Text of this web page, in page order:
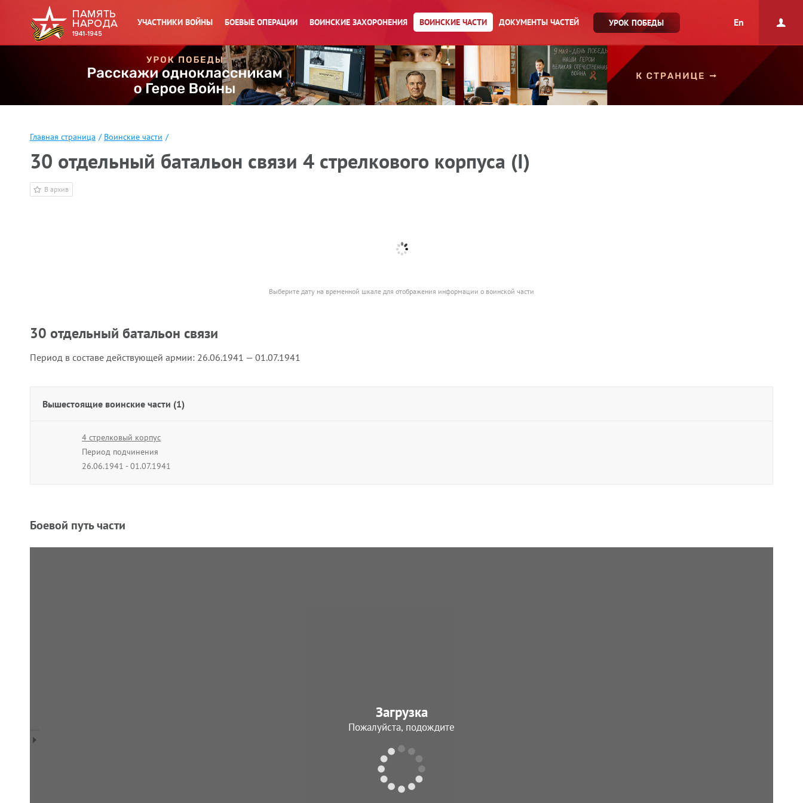
УЧАСТНИКИ ВОЙНЫ БОЕВЫЕ ОПЕРАЦИИ ВОИНСКИЕ ЗАХОРОНЕНИЯ ВОИНСКИЕ ЧАСТИ ДОКУМЕНТЫ ЧАСТЕЙ УРОК ПОБЕДЫ En
Главная страница / Воинские части /
30 отдельный батальон связи 4 стрелкового корпуса (I)
В архив
Выберите дату на временной шкале для отображения информации о воинской части
30 отдельный батальон связи
Период в составе действующей армии: 26.06.1941 — 01.07.1941
Вышестоящие воинские части (1)
4 стрелковый корпус
Период подчинения
26.06.1941 - 01.07.1941
Боевой путь части
Загрузка
Пожалуйста, подождите